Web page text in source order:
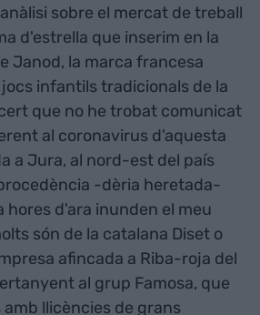
sobre el mercat de treball
d'estrella que inserim en la
Janod, la marca francesa
infantils tradicionals de la
que no he trobat comunicat
al coronavirus d'aquesta
a Jura, al nord-est del país
-dèria heretada-
hores d'ara inunden el meu
són de la catalana Diset o
afincada a Riba-roja del
al grup Famosa, que
llicències de grans